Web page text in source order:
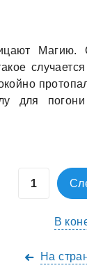
для
В
На